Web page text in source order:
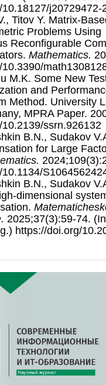
j20729472-
Titov Y. Matrix-
Problems Using
Reconfigurable
Mathematics.
M.K. Some New
and
Method. University
MPRA Paper.
ssrn.926132
B.N., Sudakov
for Large
B.N., Sudakov
dimensional
2025;37(3):59-74.
https://doi.org/